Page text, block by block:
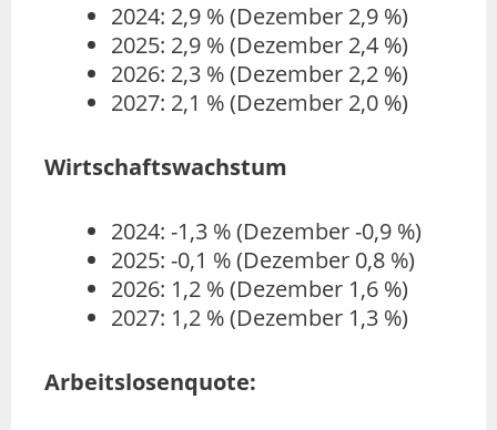
2024: 2,9 % (Dezember 2,9 %)
2025: 2,9 % (Dezember 2,4 %)
2026: 2,3 % (Dezember 2,2 %)
2027: 2,1 % (Dezember 2,0 %)
Wirtschaftswachstum
2024: -1,3 % (Dezember -0,9 %)
2025: -0,1 % (Dezember 0,8 %)
2026: 1,2 % (Dezember 1,6 %)
2027: 1,2 % (Dezember 1,3 %)
Arbeitslosenquote: